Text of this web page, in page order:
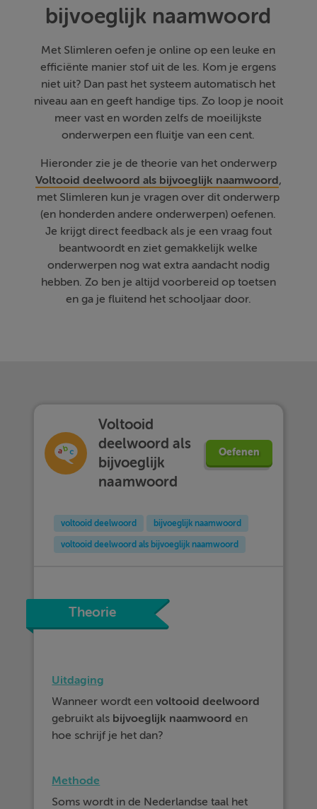
bijvoeglijk naamwoord
Met Slimleren oefen je online op een leuke en
efficiënte manier stof uit de les. Kom je ergens
niet uit? Dan past het systeem automatisch het
niveau aan en geeft handige tips. Zo loop je nooit
meer vast en worden zelfs de moeilijkste
onderwerpen een fluitje van een cent.
Hieronder zie je de theorie van het onderwerp
Voltooid deelwoord als bijvoeglijk naamwoord,
met Slimleren kun je vragen over dit onderwerp
(en honderden andere onderwerpen) oefenen.
Je krijgt direct feedback als je een vraag fout
beantwoordt en ziet gemakkelijk welke
onderwerpen nog wat extra aandacht nodig
hebben. Zo ben je altijd voorbereid op toetsen
en ga je fluitend het schooljaar door.
Voltooid
deelwoord als
bijvoeglijk
naamwoord
Oefenen
voltooid deelwoord bijvoeglijk naamwoord
voltooid deelwoord als bijvoeglijk naamwoord
Theorie
Uitdaging
Wanneer wordt eenvoltooid deelwoord
gebruikt als bijvoeglijk naamwoord en
hoe schrijf je het dan?
Methode
Soms wordt in de Nederlandse taal het